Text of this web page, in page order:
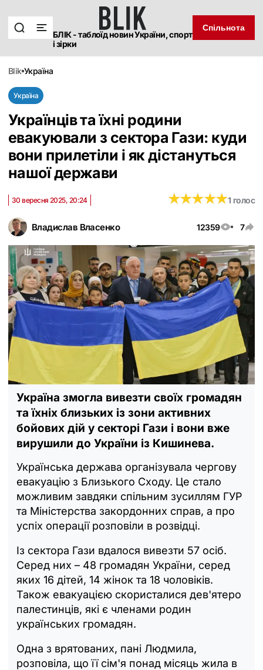
БЛІК - таблоїд новин України, спорт
і зірки
Спільнота
blik україна
Україна
Українців та їхні родини
евакуювали з сектора Гази: куди
вони прилетіли і як дістануться
нашої держави
Владислав Власенко 12359 7
30 вересня 2025, 20:24 ★★★★★
★★★★★1 голос
Україна змогла вивезти своїх громадян
та їхніх близьких із зони активних
бойових дій у секторі Гази і вони вже
вирушили до України із Кишинева.
Українська держава організувала чергову
евакуацію з Близького Сходу. Це стало
можливим завдяки спільним зусиллям ГУР
та Міністерства закордонних справ, а про
успіх операції розповіли в розвідці.
Із сектора Гази вдалося вивезти 57 осіб.
Серед них – 48 громадян України, серед
яких 16 дітей, 14 жінок та 18 чоловіків.
Також евакуацією скористалися дев'ятеро
палестинців, які є членами родин
українських громадян.
Одна з врятованих, пані Людмила,
розповіла, що її сім'я понад місяць жила в